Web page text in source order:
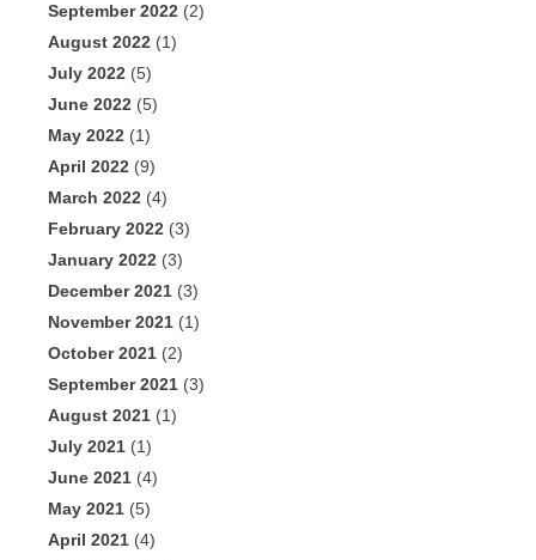
September 2022 (2)
August 2022 (1)
July 2022 (5)
June 2022 (5)
May 2022 (1)
April 2022 (9)
March 2022 (4)
February 2022 (3)
January 2022 (3)
December 2021 (3)
November 2021 (1)
October 2021 (2)
September 2021 (3)
August 2021 (1)
July 2021 (1)
June 2021 (4)
May 2021 (5)
April 2021 (4)